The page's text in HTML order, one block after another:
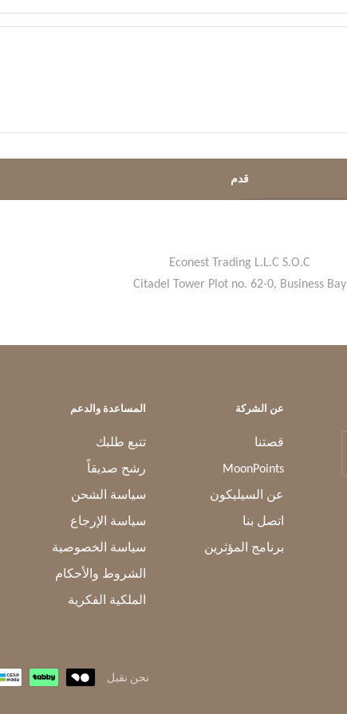
قدم
Econest Trading L.L.C S.O.C
Citadel Tower Plot no. 62-0, Business Bay
عن الشركة
قصتنا
MoonPoints
عن السيليكون
اتصل بنا
برنامج المؤثرين
المساعدة والدعم
تتبع طلبك
رشح صديقاً
سياسة الشحن
سياسة الإرجاع
سياسة الخصوصية
الشروط والأحكام
الملكية الفكرية
نحن نقبل